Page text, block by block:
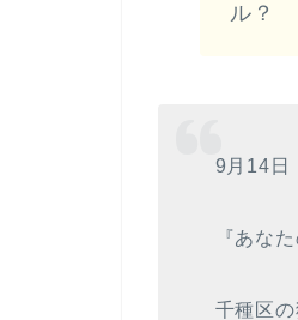
ル？
9月14日
『あな
千種区